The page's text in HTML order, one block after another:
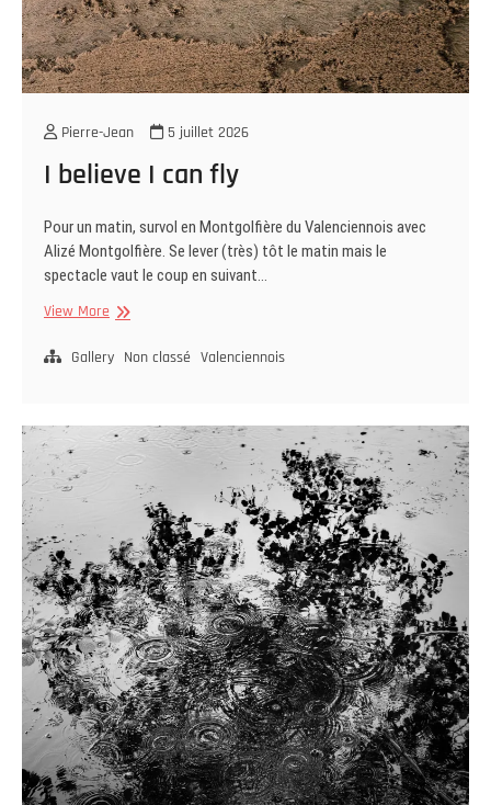
Pierre-Jean 5 juillet 2026
I believe I can fly
Pour un matin, survol en Montgolfière du Valenciennois avec
Alizé Montgolfière. Se lever (très) tôt le matin mais le
spectacle vaut le coup en suivant…
View More
I
Gallery Non classé Valenciennois